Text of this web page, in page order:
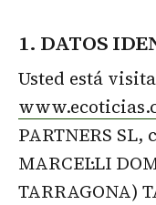
1. DATOS
Usted está
PARTNERS
MARCEL·LI
TARRAGONA)